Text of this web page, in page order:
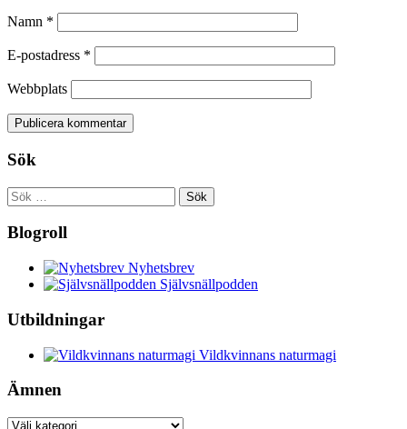
Namn *
E-postadress *
Webbplats
Sök
Sök
efter:
Blogroll
Nyhetsbrev
Självsnällpodden
Utbildningar
Vildkvinnans naturmagi
Ämnen
Ämnen